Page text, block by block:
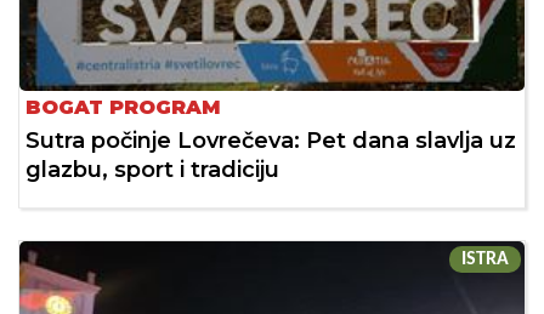
BOGAT PROGRAM
Sutra počinje Lovrečeva: Pet dana slavlja uz
glazbu, sport i tradiciju
ISTRA